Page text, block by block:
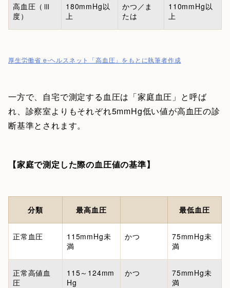
高血圧（Ⅲ
度）
180mmHg以
上
かつ／ま
たは
110mmHg以
上
厚生労働省 e-ヘルスネット「高血圧」をもとに執筆者作成
一方で、自宅で測定する血圧は「家庭血圧」と呼ば
れ、診察室よりもそれぞれ5mmHg低い値が高血圧の診
断基準とされます。
【家庭で測定した際の血圧値の基準】
分類 最高血圧 最低血圧
正常血圧
115mmHg未
満
かつ
75mmHg未
満
正常高値血
圧
115～124mm
Hg
かつ
75mmHg未
満